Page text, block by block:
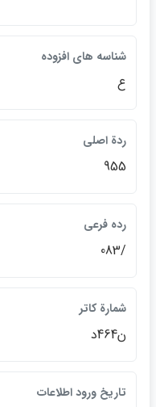
شناسه هاي افزوده
ع
ردة اصلي
955
رده فرعي
/083
شمارة كاتر
ن464د
تاريخ ورود اطلاعات